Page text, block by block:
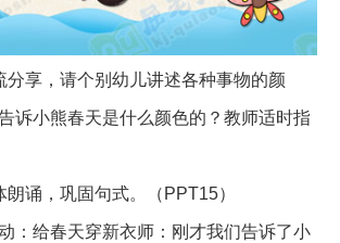
享，请个别幼儿讲述各种事物的颜
诉小熊春天是什么颜色的？教师适时指
，巩固句式。（PPT15）
给春天穿新衣师：刚才我们告诉了小